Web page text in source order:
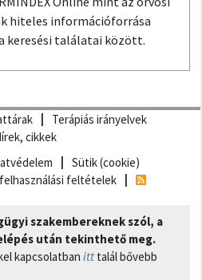
hiteles információforrása
keresési találatai között.
Terápiás irányelvek
cikkek
Sütik (cookie)
feltételek
szakembereknek szól, a
után tekinthető meg.
kapcsolatban itt talál bővebb